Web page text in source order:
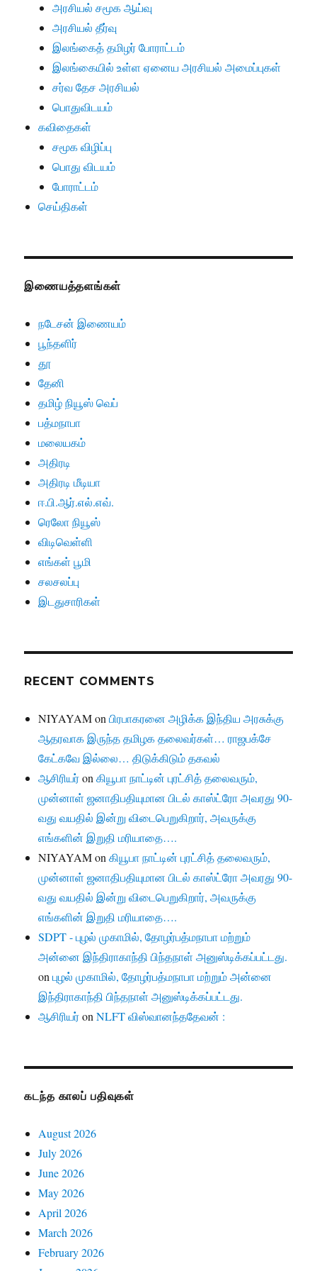
அரசியல் சமூக ஆய்வு
அரசியல் தீர்வு
இலங்கைத் தமிழர் போராட்டம்
இலங்கையில் உள்ள ஏனைய அரசியல் அமைப்புகள்
சர்வ தேச அரசியல்
பொதுவிடயம்
கவிதைகள்
சமூக விழிப்பு
பொது விடயம்
போராட்டம்
செய்திகள்
இணையத்தளங்கள்
நடேசன் இணையம்
பூந்தளிர்
தூ
தேனி
தமிழ் நியூஸ் வெப்
பத்மநாபா
மலையகம்
அதிரடி
அதிரடி மீடியா
ஈ.பி.ஆர்.எல்.எவ்.
ரெலோ நியூஸ்
விடிவெள்ளி
எங்கள் பூமி
சலசலப்பு
இடதுசாரிகள்
RECENT COMMENTS
NIYAYAMonபிரபாகரனை அழிக்க இந்திய அரசுக்கு
ஆதரவாக இருந்த தமிழக தலைவர்கள்… ராஜபக்சே
கேட்கவே இல்லை… திடுக்கிடும் தகவல்
ஆசிரியர்onகியூபா நாட்டின் புரட்சித் தலைவரும்,
முன்னாள் ஜனாதிபதியுமான பிடல் காஸ்ட்ரோ அவரது 90-
வது வயதில் இன்று விடைபெறுகிறார், அவருக்கு
எங்களின் இறுதி மரியாதை….
NIYAYAMonகியூபா நாட்டின் புரட்சித் தலைவரும்,
முன்னாள் ஜனாதிபதியுமான பிடல் காஸ்ட்ரோ அவரது 90-
வது வயதில் இன்று விடைபெறுகிறார், அவருக்கு
எங்களின் இறுதி மரியாதை….
SDPT - புழல் முகாமில், தோழர்பத்மநாபா மற்றும்
அன்னை இந்திராகாந்தி பிந்தநாள் அனுஸ்டிக்கப்பட்டது.
onபுழல் முகாமில், தோழர்பத்மநாபா மற்றும் அன்னை
இந்திராகாந்தி பிந்தநாள் அனுஸ்டிக்கப்பட்டது.
ஆசிரியர்onNLFT விஸ்வானந்ததேவன் :
கடந்த காலப் பதிவுகள்
August 2026
July 2026
June 2026
May 2026
April 2026
March 2026
February 2026